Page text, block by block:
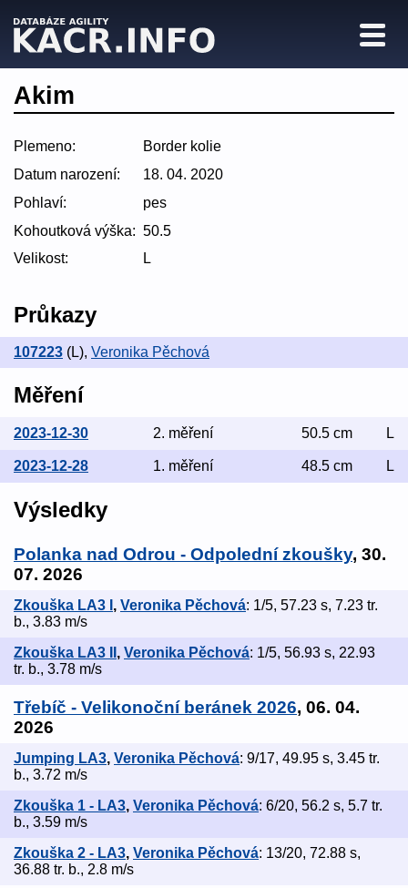
Akim
Plemeno:
Border kolie
Datum narození:
18. 04. 2020
Pohlaví:
pes
Kohoutková výška: 50.5
Velikost:
L
Průkazy
107223 (L), Veronika Pěchová
Měření
2023-12-30 2. měření 50.5 cm L
2023-12-28 1. měření 48.5 cm L
Výsledky
Polanka nad Odrou - Odpolední zkoušky, 30.
07. 2026
Zkouška LA3 I , Veronika Pěchová: 1/5, 57.23 s, 7.23 tr.
b., 3.83 m/s
Zkouška LA3 II , Veronika Pěchová: 1/5, 56.93 s, 22.93
tr. b., 3.78 m/s
Třebíč - Velikonoční beránek 2026, 06. 04.
2026
Jumping LA3, Veronika Pěchová: 9/17, 49.95 s, 3.45 tr.
b., 3.72 m/s
Zkouška 1 - LA3, Veronika Pěchová: 6/20, 56.2 s, 5.7 tr.
b., 3.59 m/s
Zkouška 2 - LA3, Veronika Pěchová: 13/20, 72.88 s,
36.88 tr. b., 2.8 m/s